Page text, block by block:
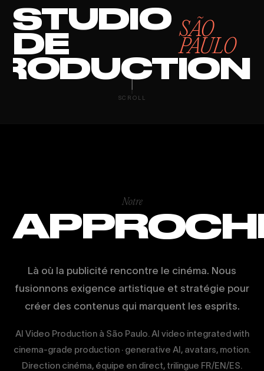
AI VIDEO
STUDIO
DE SÃO
PAULO
SCROLL
Notre
Là où la publicité rencontre le cinéma. Nous
fusionnons exigence artistique et stratégie pour
créer des contenus qui marquent les esprits.
AI Video Production à São Paulo. AI video integrated with
cinema-grade production · generative AI, avatars, motion.
Direction cinéma, équipe en direct, trilingue FR/EN/ES.